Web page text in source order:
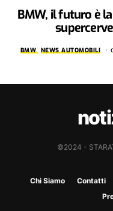
BMW, il futuro è
BMW NEWS AUTOMOBILI
©2024 -
Chi Siamo Contatti